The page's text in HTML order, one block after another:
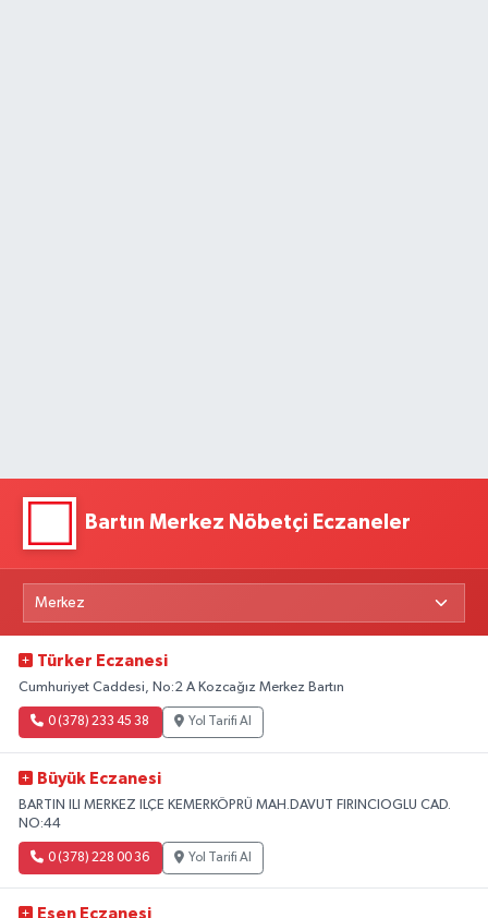
Bartın Merkez Nöbetçi Eczaneler
Türker Eczanesi
Cumhuriyet Caddesi, No:2 A Kozcağız Merkez Bartın
0 (378) 233 45 38 Yol Tarifi Al
Büyük Eczanesi
BARTIN ILI MERKEZ ILÇE KEMERKÖPRÜ MAH.DAVUT FIRINCIOGLU CAD.
NO:44
0 (378) 228 00 36 Yol Tarifi Al
Esen Eczanesi